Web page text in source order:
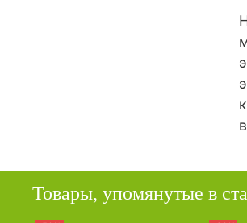
Товары, упомянутые в